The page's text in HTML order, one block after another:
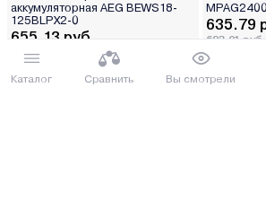
Каталог Сравнить Вы смотрели
аккумуляторная AEG BEWS18-
125BLPX2-0
655.13 руб.
714.09 руб.
от 17 руб. руб./мес.
635.79
693.01 руб.
от 16